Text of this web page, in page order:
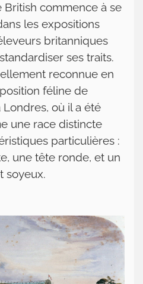
British commence à se
les expositions
britanniques
ses traits.
reconnue en
féline de
Londres, où il a été
une race distincte
particulières :
une tête ronde, et un
soyeux.